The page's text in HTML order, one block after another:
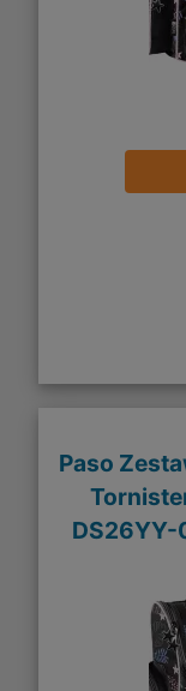
Paso
DS26YY-